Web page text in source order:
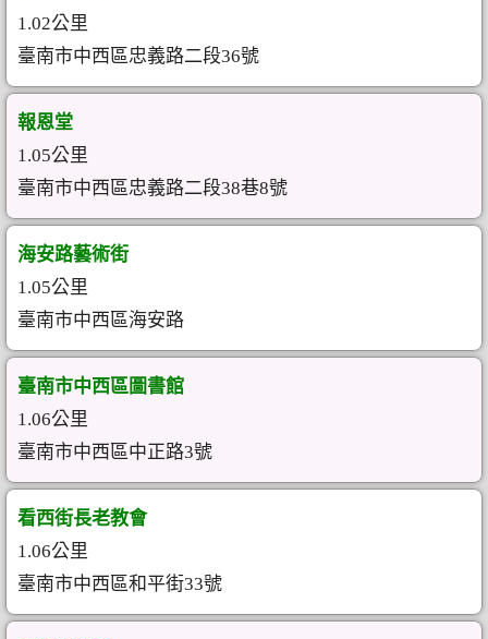
1.02公里
臺南市中西區忠義路二段36號
報恩堂
1.05公里
臺南市中西區忠義路二段38巷8號
海安路藝術街
1.05公里
臺南市中西區海安路
臺南市中西區圖書館
1.06公里
臺南市中西區中正路3號
看西街長老教會
1.06公里
臺南市中西區和平街33號